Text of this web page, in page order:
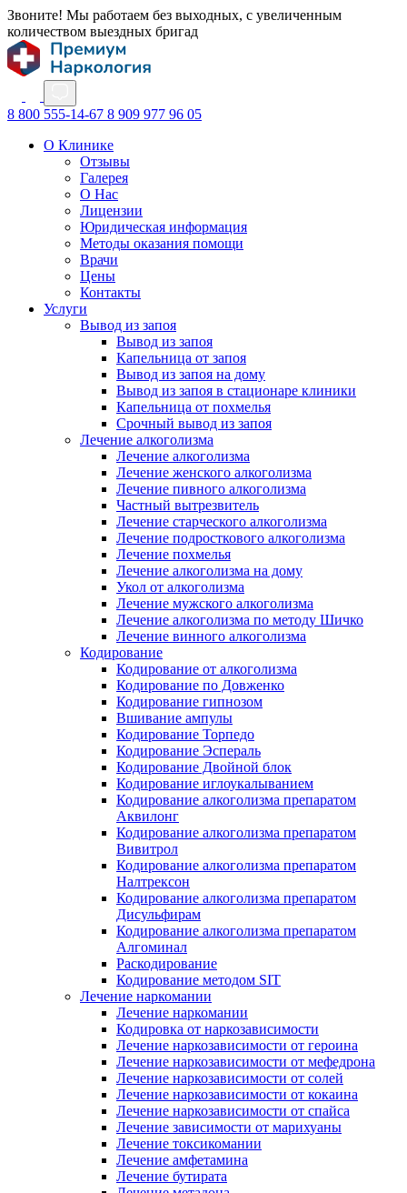
Звоните! Мы работаем без выходных, с увеличенным
количеством выездных бригад
8 800 555-14-67 8 909 977 96 05
О Клинике
Отзывы
Галерея
О Нас
Лицензии
Юридическая информация
Методы оказания помощи
Врачи
Цены
Контакты
Услуги
Вывод из запоя
Вывод из запоя
Капельница от запоя
Вывод из запоя на дому
Вывод из запоя в стационаре клиники
Капельница от похмелья
Срочный вывод из запоя
Лечение алкоголизма
Лечение алкоголизма
Лечение женского алкоголизма
Лечение пивного алкоголизма
Частный вытрезвитель
Лечение старческого алкоголизма
Лечение подросткового алкоголизма
Лечение похмелья
Лечение алкоголизма на дому
Укол от алкоголизма
Лечение мужского алкоголизма
Лечение алкоголизма по методу Шичко
Лечение винного алкоголизма
Кодирование
Кодирование от алкоголизма
Кодирование по Довженко
Кодирование гипнозом
Вшивание ампулы
Кодирование Торпедо
Кодирование Эспераль
Кодирование Двойной блок
Кодирование иглоукалыванием
Кодирование алкоголизма препаратом
Аквилонг
Кодирование алкоголизма препаратом
Вивитрол
Кодирование алкоголизма препаратом
Налтрексон
Кодирование алкоголизма препаратом
Дисульфирам
Кодирование алкоголизма препаратом
Алгоминал
Раскодирование
Кодирование методом SIT
Лечение наркомании
Лечение наркомании
Кодировка от наркозависимости
Лечение наркозависимости от героина
Лечение наркозависимости от мефедрона
Лечение наркозависимости от солей
Лечение наркозависимости от кокаина
Лечение наркозависимости от спайса
Лечение зависимости от марихуаны
Лечение токсикомании
Лечение амфетамина
Лечение бутирата